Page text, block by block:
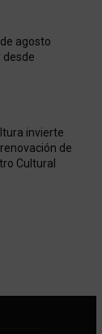
agosto
invierte
de
Cultural